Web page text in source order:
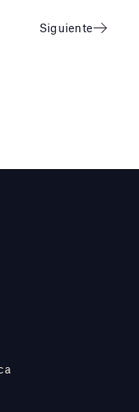
Siguiente